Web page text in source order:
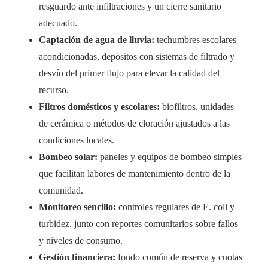
resguardo ante infiltraciones y un cierre sanitario
adecuado.
Captación de agua de lluvia: techumbres escolares
acondicionadas, depósitos con sistemas de filtrado y
desvío del primer flujo para elevar la calidad del
recurso.
Filtros domésticos y escolares: biofiltros, unidades
de cerámica o métodos de cloración ajustados a las
condiciones locales.
Bombeo solar: paneles y equipos de bombeo simples
que facilitan labores de mantenimiento dentro de la
comunidad.
Monitoreo sencillo: controles regulares de E. coli y
turbidez, junto con reportes comunitarios sobre fallos
y niveles de consumo.
Gestión financiera: fondo común de reserva y cuotas